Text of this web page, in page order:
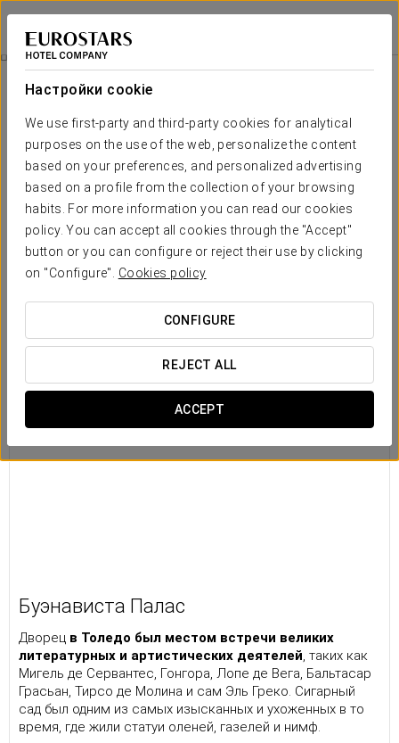
Настройки cookie
We use first-party and third-party cookies for analytical
purposes on the use of the web, personalize the content
based on your preferences, and personalized advertising
based on a profile from the collection of your browsing
habits. For more information you can read our cookies
policy. You can accept all cookies through the "Accept"
button or you can configure or reject their use by clicking
on "Configure". Cookies policy
CONFIGURE
REJECT ALL
ACCEPT
Eurostars Palacio Buenavista
ТОЛЕДО
История
Отель Eurostars Palacio Buenavista построен на месте
бывшего дворца Буэнависта, впечатляющего здания
эпохи Возрождения XVI века. Дворец был возведен на
территории поместья, уступленного испанским королем
Филиппом III кардиналу Бернардо де Сандоваль-и-Рохас в
1599 году.
По мнению некоторых историков,
Буэнависта Палас
Дворец в Толедо был местом встречи великих
литературных и артистических деятелей, таких как
Мигель де Сервантес, Гонгора, Лопе де Вега, Бальтасар
Грасьан, Тирсо де Молина и сам Эль Греко. Сигарный
сад был одним из самых изысканных и ухоженных в то
время, где жили статуи оленей, газелей и нимф.